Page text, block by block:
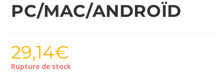
PC/MAC/ANDROÏD
29,14€
Rupture de stock